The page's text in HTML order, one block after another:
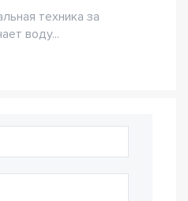
техника за
воду...